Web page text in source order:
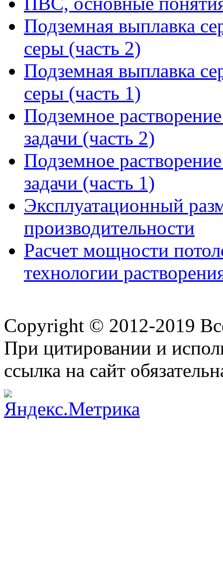
Подземная выплавка
серы (часть 2)
Подземная выплавка
серы (часть 1)
Подземное
задачи (часть 2)
Подземное
задачи (часть 1)
Эксплуатационный
производительности
Расчет мощности
технологии
Copyright © 2012-2019
При цитировании и
ссылка на сайт